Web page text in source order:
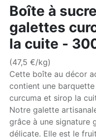
Boîte à
galettes
la cuite -
(47,5 €/kg)
Cette boîte au décor
contient une
curcuma et sirop la
Notre galette
grâce à une signature
délicate. Elle est le